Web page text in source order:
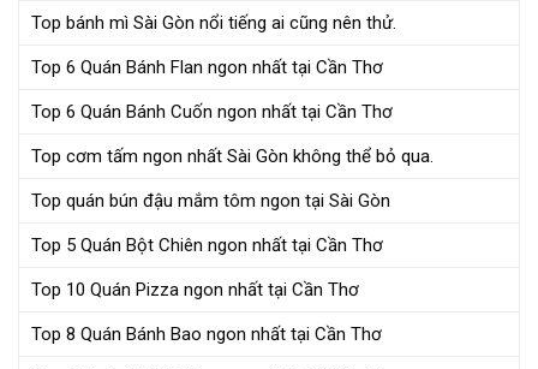
Top bánh mì Sài Gòn nổi tiếng ai cũng nên thử.
Top 6 Quán Bánh Flan ngon nhất tại Cần Thơ
Top 6 Quán Bánh Cuốn ngon nhất tại Cần Thơ
Top cơm tấm ngon nhất Sài Gòn không thể bỏ qua.
Top quán bún đậu mắm tôm ngon tại Sài Gòn
Top 5 Quán Bột Chiên ngon nhất tại Cần Thơ
Top 10 Quán Pizza ngon nhất tại Cần Thơ
Top 8 Quán Bánh Bao ngon nhất tại Cần Thơ